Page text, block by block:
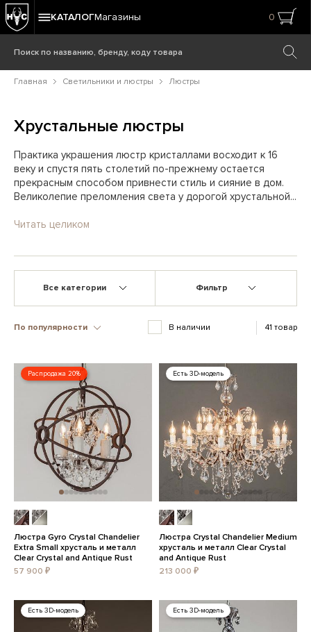
КАТАЛОГМагазины 0
Главная Светильники и люстры Люстры
Хрустальные люстры
Практика украшения люстр кристаллами восходит к 16
веку и спустя пять столетий по-прежнему остается
прекрасным способом привнести стиль и сияние в дом.
Великолепие преломления света у дорогой хрустальной...
Читать целиком
Все категории Фильтр
По популярности В наличии 41 товар
Распродажа 20%
Люстра Gyro Crystal Chandelier
Extra Small хрусталь и металл
Clear Crystal and Antique Rust
57 900 ₽
Есть 3D-модель
Люстра Crystal Chandelier Medium
хрусталь и металл Clear Crystal
and Antique Rust
213 000 ₽
Есть 3D-модель Есть 3D-модель